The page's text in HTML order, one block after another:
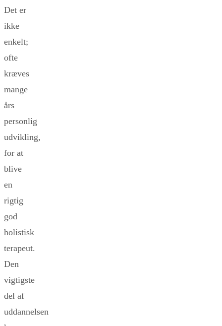
Det er
ikke
enkelt;
ofte
kræves
mange
års
personlig
udvikling,
for at
blive
en
rigtig
god
holistisk
terapeut.
Den
vigtigste
del af
uddannelsen